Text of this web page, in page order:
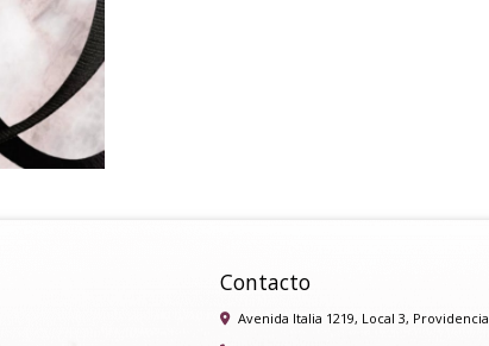
Contacto
Avenida Italia 1219, Local 3, Providencia